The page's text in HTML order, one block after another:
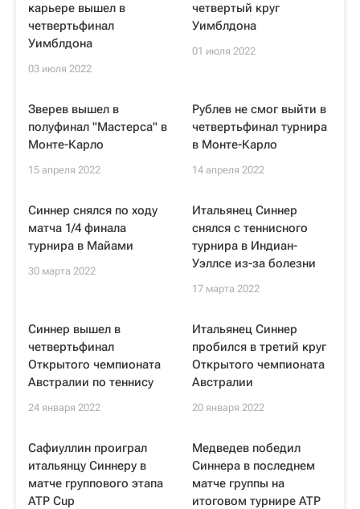
карьере вышел в
четвертьфинал
Уимблдона
03 июля 2022
четвертый круг
Уимблдона
01 июля 2022
Зверев вышел в
полуфинал "Мастерса" в
Монте-Карло
15 апреля 2022
Рублев не смог выйти в
четвертьфинал турнира
в Монте-Карло
14 апреля 2022
Синнер снялся по ходу
матча 1/4 финала
турнира в Майами
30 марта 2022
Итальянец Синнер
снялся с теннисного
турнира в Индиан-
Уэллсе из-за болезни
17 марта 2022
Синнер вышел в
четвертьфинал
Открытого чемпионата
Австралии по теннису
24 января 2022
Итальянец Синнер
пробился в третий круг
Открытого чемпионата
Австралии
20 января 2022
Сафиуллин проиграл
итальянцу Синнеру в
матче группового этапа
ATP Cup
Медведев победил
Синнера в последнем
матче группы на
итоговом турнире ATP